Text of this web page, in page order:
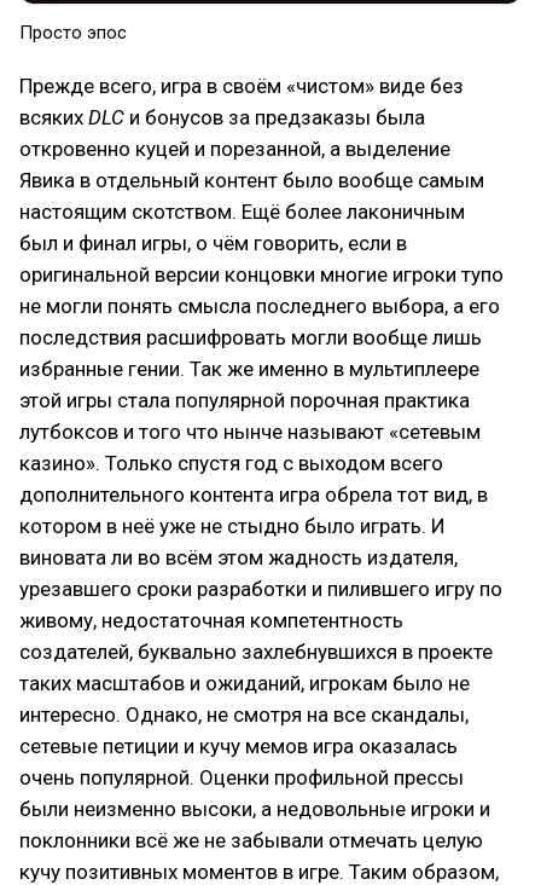
Просто эпос
Прежде всего, игра в своём «чистом» виде без
всяких DLC и бонусов за предзаказы была
откровенно куцей и порезанной, а выделение
Явика в отдельный контент было вообще самым
настоящим скотством. Ещё более лаконичным
был и финал игры, о чём говорить, если в
оригинальной версии концовки многие игроки тупо
не могли понять смысла последнего выбора, а его
последствия расшифровать могли вообще лишь
избранные гении. Так же именно в мультиплеере
этой игры стала популярной порочная практика
лутбоксов и того что нынче называют «сетевым
казино». Только спустя год с выходом всего
дополнительного контента игра обрела тот вид, в
котором в неё уже не стыдно было играть. И
виновата ли во всём этом жадность издателя,
урезавшего сроки разработки и пилившего игру по
живому, недостаточная компетентность
создателей, буквально захлебнувшихся в проекте
таких масштабов и ожиданий, игрокам было не
интересно. Однако, не смотря на все скандалы,
сетевые петиции и кучу мемов игра оказалась
очень популярной. Оценки профильной прессы
были неизменно высоки, а недовольные игроки и
поклонники всё же не забывали отмечать целую
кучу позитивных моментов в игре. Таким образом,